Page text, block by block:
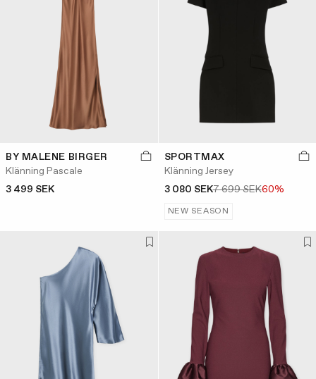
BY MALENE BIRGER
Klänning Pascale
3 499 SEK
SPORTMAX
Klänning Jersey
3 080 SEK7 699 SEK60%
NEW SEASON